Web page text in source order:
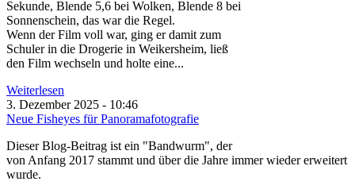
Sekunde, Blende 5,6 bei Wolken, Blende 8 bei
Sonnenschein, das war die Regel.
Wenn der Film voll war, ging er damit zum
Schuler in die Drogerie in Weikersheim, ließ
den Film wechseln und holte eine...
Weiterlesen
3. Dezember 2025 - 10:46
Neue Fisheyes für Panoramafotografie
Dieser Blog-Beitrag ist ein "Bandwurm", der
von Anfang 2017 stammt und über die Jahre immer wieder erweitert
wurde.